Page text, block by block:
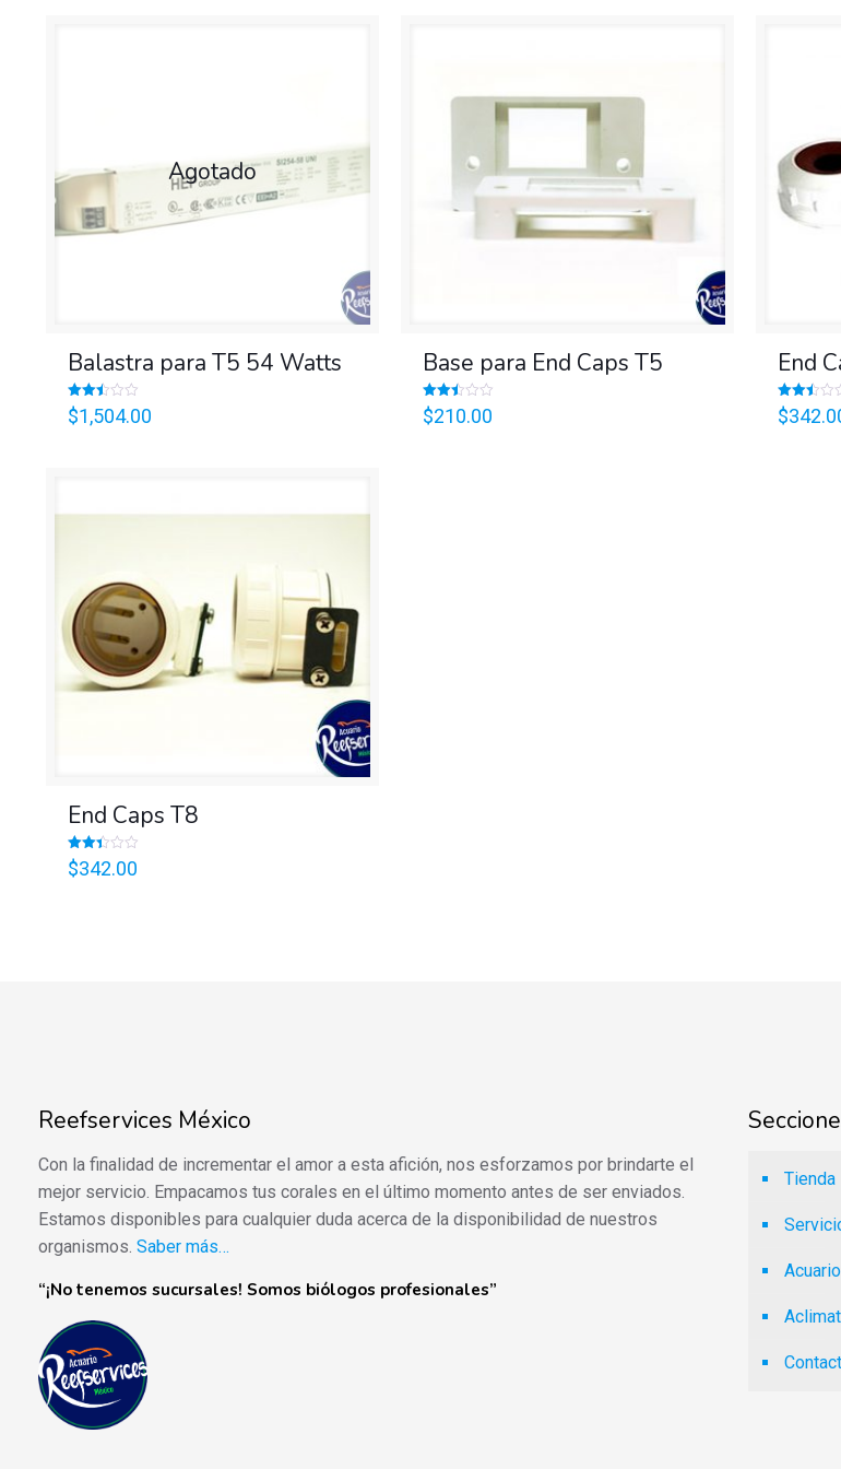
Agotado
Balastra para T5 54 Watts
Valorado
en
$1,504.00
Base para End Caps T5
Valorado
en
$210.00
End
Valorado
en
$
End Caps T8
Valorado
en
$342.00
Reefservices México
Con la finalidad de incrementar el amor a esta afición, nos esforzamos por brindarte el
mejor servicio. Empacamos tus corales en el último momento antes de ser enviados.
Estamos disponibles para cualquier duda acerca de la disponibilidad de nuestros
organismos. Saber más…
“¡No tenemos sucursales! Somos biólogos profesionales”
Tienda